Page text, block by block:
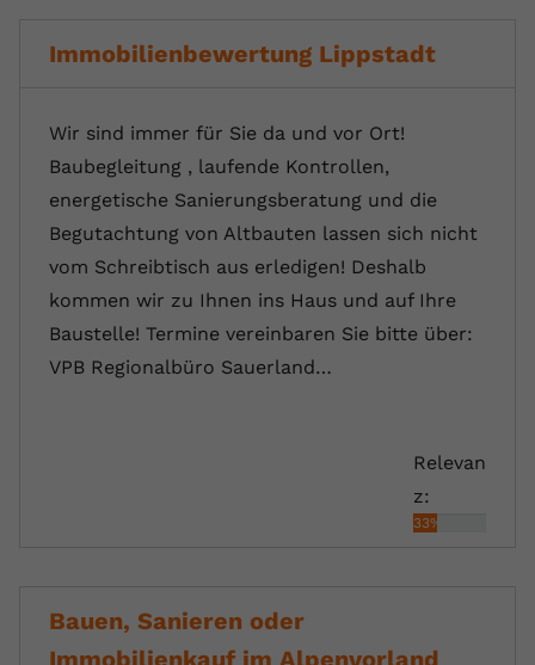
Immobilienbewertung Lippstadt
Wir sind immer für Sie da und vor Ort!
Baubegleitung , laufende Kontrollen,
energetische Sanierungsberatung und die
Begutachtung von Altbauten lassen sich nicht
vom Schreibtisch aus erledigen! Deshalb
kommen wir zu Ihnen ins Haus und auf Ihre
Baustelle! Termine vereinbaren Sie bitte über:
VPB Regionalbüro Sauerland…
Relevan
z:
33%
Bauen, Sanieren oder